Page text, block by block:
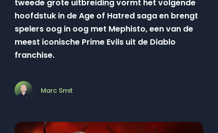
tweede grote uitbreiding vormt het volgende
hoofdstuk in de Age of Hatred saga en brengt
spelers oog in oog met Mephisto, een van de
meest iconische Prime Evils uit de Diablo
franchise.
Marc Smit